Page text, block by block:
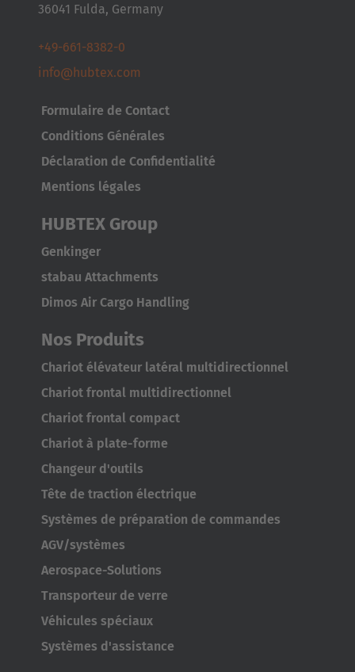
France
Français
Great Britain
English
Nederland
Nederlands
Österreich
Polska
Polski
Türkiye
36041 Fulda, Germany
+49-661-8382-0
info@hubtex.com
Formulaire de Contact
Conditions Générales
Déclaration de Confidentialité
Mentions légales
HUBTEX Group
Genkinger
stabau Attachments
Dimos Air Cargo Handling
Nos Produits
Chariot élévateur latéral multidirectionnel
Chariot frontal multidirectionnel
Chariot frontal compact
Chariot à plate-forme
Changeur d'outils
Tête de traction électrique
Systèmes de préparation de commandes
AGV/systèmes
Aerospace-Solutions
Transporteur de verre
Véhicules spéciaux
Systèmes d'assistance